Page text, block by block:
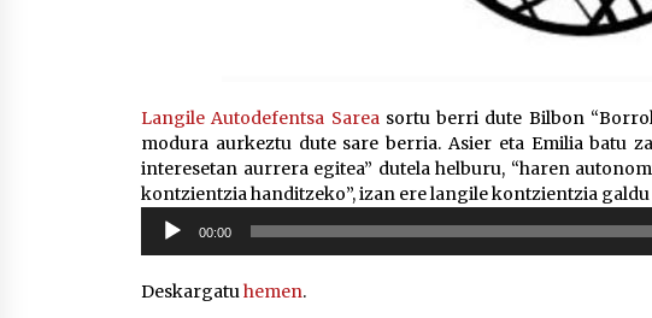
Langile Autodefentsa Sareasortu berri dute Bilbon
modura aurkeztu dute sare berria. Asier eta Emilia batu
interesetan aurrera egitea” dutela helburu, “haren
kontzientzia handitzeko”, izan ere langile kontzientzia
Soinu
erreproduzigailua
00:00
Deskargatuhemen.